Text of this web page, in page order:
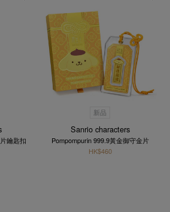
鑰匙扣
新品
Sanrio characters
Pompompurin 999.9黃金御守金片
HK$460